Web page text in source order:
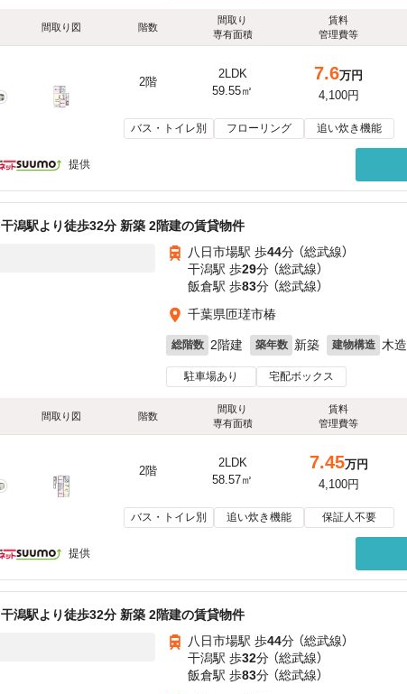
間取り図 階数
間取り
専有面積
賃料
管理費等
2階
2LDK
59.55㎡
7.6万円
4,100円
バス・トイレ別 フローリング 追い炊き機能
提供
干潟駅より徒歩32分 新築 2階建の賃貸物件
八日市場駅 歩44分 （総武線）
干潟駅 歩29分 （総武線）
飯倉駅 歩83分 （総武線）
千葉県匝瑳市椿
総階数 2階建 築年数 新築 建物構造 木造
駐車場あり 宅配ボックス
間取り図 階数
間取り
専有面積
賃料
管理費等
2階
2LDK
58.57㎡
7.45万円
4,100円
バス・トイレ別 追い炊き機能 保証人不要
提供
干潟駅より徒歩32分 新築 2階建の賃貸物件
八日市場駅 歩44分 （総武線）
干潟駅 歩32分 （総武線）
飯倉駅 歩83分 （総武線）